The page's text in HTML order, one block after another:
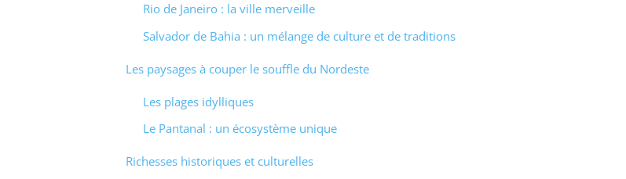
Rio de Janeiro : la ville merveille
Salvador de Bahia : un mélange de culture et de traditions
Les paysages à couper le souffle du Nordeste
Les plages idylliques
Le Pantanal : un écosystème unique
Richesses historiques et culturelles